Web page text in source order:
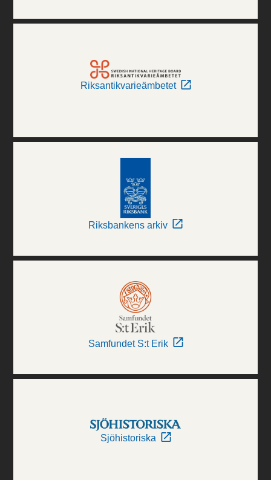
Riksantikvarieämbetet
Riksbankens arkiv
Samfundet S:t Erik
Sjöhistoriska